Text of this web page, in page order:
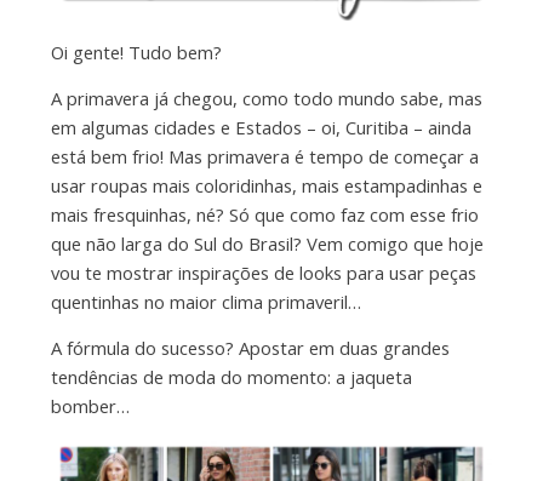
Oi gente! Tudo bem?
A primavera já chegou, como todo mundo sabe, mas
em algumas cidades e Estados – oi, Curitiba – ainda
está bem frio! Mas primavera é tempo de começar a
usar roupas mais coloridinhas, mais estampadinhas e
mais fresquinhas, né? Só que como faz com esse frio
que não larga do Sul do Brasil? Vem comigo que hoje
vou te mostrar inspirações de looks para usar peças
quentinhas no maior clima primaveril…
A fórmula do sucesso? Apostar em duas grandes
tendências de moda do momento: a jaqueta
bomber…